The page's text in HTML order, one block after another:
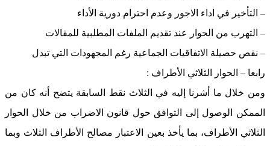
– التأخير في اداء الاجور وعدم احترام دورية الأداء
– التهرب من الحوار عند تقديم الملفات المطلبية للمقالات
– نقص حصيلة الاتفاقيات الجماعية رغم المجهودات التي تبدل
رابعا – الحوار الثلاثي الأطراف :
ومن خلال ما أشرنا إليه في الثلاث نقط السابقة يتضح أنه كان من
الممكن الوصول إلى التوافق حول قانون الاضراب من خلال الحوار
الثلاثي الأطراف، بما يأخذ بعين الاعتبار مصالح الأطراف الثلاث وبما